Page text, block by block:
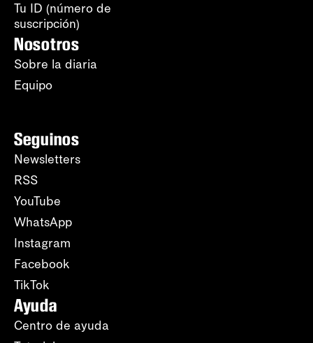
Tu ID (número de
suscripción)
Nosotros
Sobre la diaria
Equipo
Seguinos
Newsletters
RSS
YouTube
WhatsApp
Instagram
Facebook
TikTok
Ayuda
Centro de ayuda